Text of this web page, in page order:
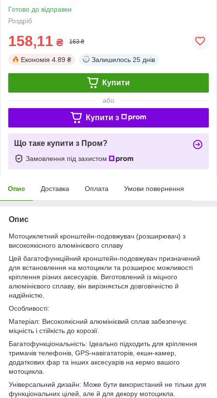
Готово до відправки
Роздріб
158,11 ₴ 163 ₴
Економія 4.89 ₴ Залишилось 25 днів
Купити
або
Купити з
Що таке купити з Пром?
Замовлення під захистом
Опис Доставка Оплата Умови повернення
Опис
Мотоциклетний кронштейн-подовжувач (розширювач) з
високоякісного алюмінієвого сплаву
Цей багатофункційний кронштейн-подовжувач призначений
для встановлення на мотоцикли та розширює можливості
кріплення різних аксесуарів. Виготовлений із міцного
алюмінієвого сплаву, він вирізняється довговічністю й
надійністю.
Особливості:
Матеріал: Високоякісний алюмінієвий сплав забезпечує
міцність і стійкість до корозії.
Багатофункціональність: Ідеально підходить для кріплення
тримачів телефонів, GPS-навігататорів, екшн-камер,
додаткових фар та інших аксесуарів на кермо вашого
мотоцикла.
Універсальний дизайн: Може бути використаний не тільки для
функціональних цілей, але й для декору мотоцикла.